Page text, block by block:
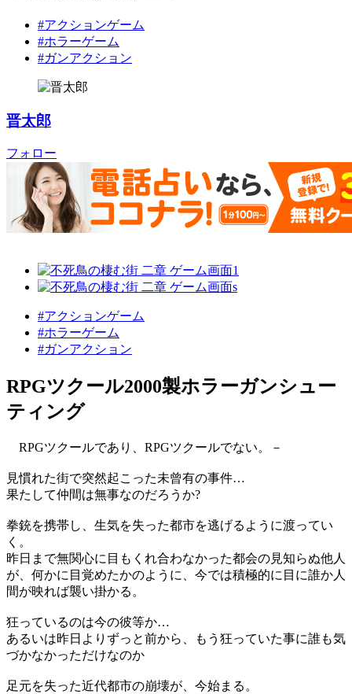
#アクションゲーム
#ホラーゲーム
#ガンアクション
晋太郎
フォロー
#アクションゲーム
#ホラーゲーム
#ガンアクション
RPGツクール2000製ホラーガンシュー
ティング
RPGツクールであり、RPGツクールでない。－
見慣れた街で突然起こった未曾有の事件…
果たして仲間は無事なのだろうか?
拳銃を携帯し、生気を失った都市を逃げるように渡ってい
く。
昨日まで無関心に目もくれ合わなかった都会の見知らぬ他人
が、何かに目覚めたかのように、今では積極的に目に誰か人
間が映れば襲い掛かる。
狂っているのは今の彼等か…
あるいは昨日よりずっと前から、もう狂っていた事に誰も気
づかなかっただけなのか
足元を失った近代都市の崩壊が、今始まる。